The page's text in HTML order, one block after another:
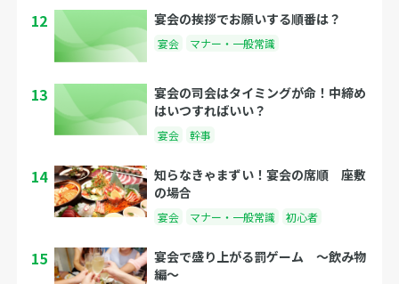
12 宴会の挨拶でお願いする順番は？
宴会 マナー・一般常識
13
宴会の司会はタイミングが命！中締め
はいつすればいい？
宴会 幹事
14
知らなきゃまずい！宴会の席順 座敷
の場合
宴会 マナー・一般常識 初心者
15
宴会で盛り上がる罰ゲーム 〜飲み物
編〜